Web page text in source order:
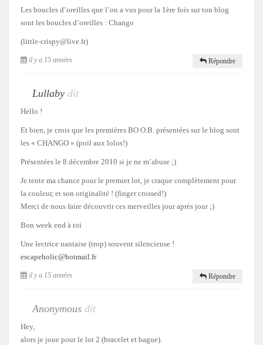
Les boucles d’oreilles que l’on a vus pour la 1ère fois sur ton blog
sont les boucles d’oreilles : Chango
(little-crispy@live.fr)
il y a 15 années Répondre
Lullaby dit
Hello !
Et bien, je crois que les premières BO O.B. présentées sur le blog sont
les « CHANGO » (poil aux lolos!)
Présentées le 8 décembre 2010 si je ne m’abuse ;)
Je tente ma chance pour le premier lot, je craque complètement pour
la couleur, et son originalité ! (finger crossed!)
Merci de nous faire découvrir ces merveilles jour après jour ;)
Bon week end à toi
Une lectrice nantaise (trop) souvent silencieuse !
escapeholic@hotmail.fr
il y a 15 années Répondre
Anonymous dit
Hey,
alors je joue pour le lot 2 (bracelet et bague).